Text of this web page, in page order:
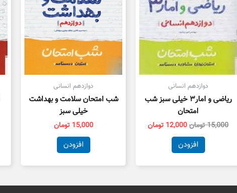
دوازدهم انسانی
ریاضی و امار۳ خیلی سبز شب
امتحان
15,000تومان12,000 تومان
افزودن
دوازدهم انسانی
شب امتحان سلامت و بهداشت
خیلی سبز
15,000 تومان
افزودن